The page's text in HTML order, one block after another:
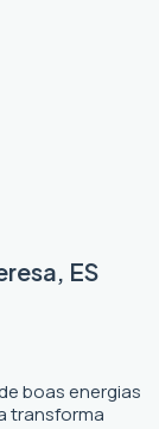
ES
boas energias
transforma